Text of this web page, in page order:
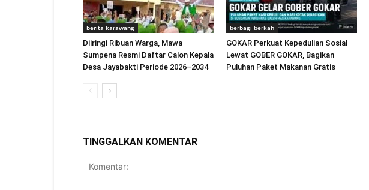
berita karawang
Diiringi Ribuan Warga, Mawa
Sumpena Resmi Daftar Calon Kepala
Desa Jayabakti Periode 2026–2034
berbagi berkah
GOKAR Perkuat Kepedulian Sosial
Lewat GOBER GOKAR, Bagikan
Puluhan Paket Makanan Gratis
TINGGALKAN KOMENTAR